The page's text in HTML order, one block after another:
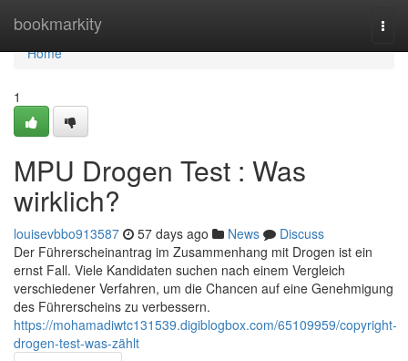
bookmarkity
Home
Home
1
MPU Drogen Test : Was
wirklich?
louisevbbo913587 57 days ago News
Discuss
Der Führerscheinantrag im Zusammenhang mit Drogen ist ein
ernst Fall. Viele Kandidaten suchen nach einem Vergleich
verschiedener Verfahren, um die Chancen auf eine Genehmigung
des Führerscheins zu verbessern.
https://mohamadiwtc131539.digiblogbox.com/65109959/copyright-
drogen-test-was-zählt